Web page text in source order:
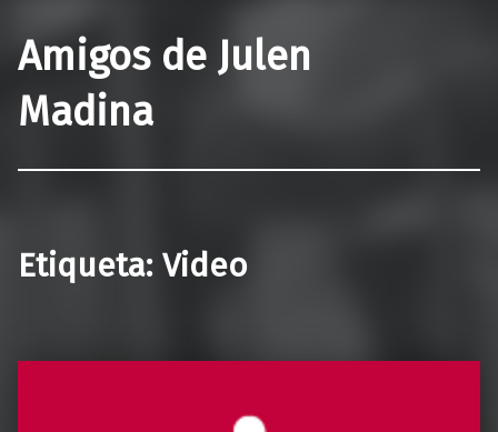
Amigos de Julen
Madina
Etiqueta: Video